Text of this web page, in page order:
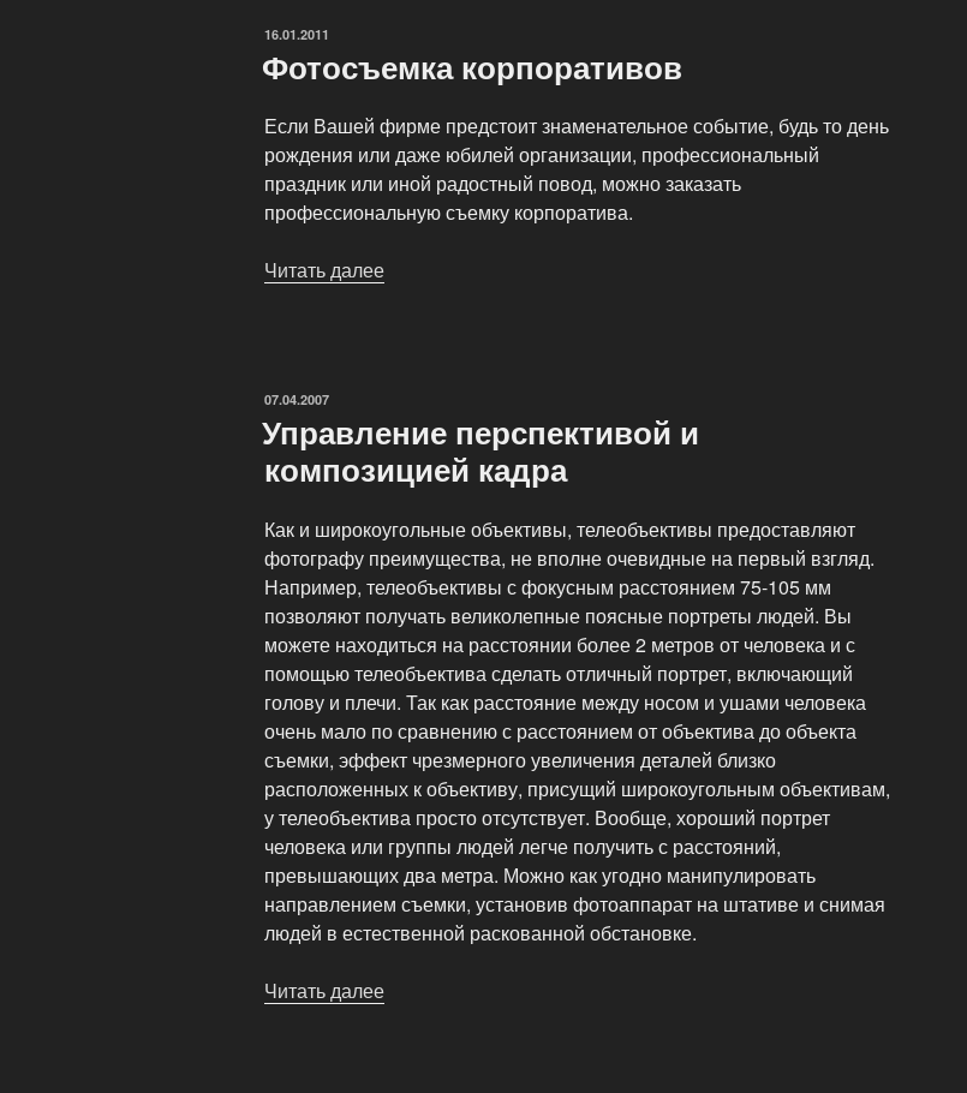
объектив
увеличительное
стекло.»
ОПУБЛИКОВАНО
16.01.2011
Фотосъемка корпоративов
Если Вашей фирме предстоит знаменательное событие, будь то день
рождения или даже юбилей организации, профессиональный
праздник или иной радостный повод, можно заказать
профессиональную съемку корпоратива.
Читать далее
ОПУБЛИКОВАНО
07.04.2007
Управление перспективой и
композицией кадра
Как и широкоугольные объективы, телеобъективы предоставляют
фотографу преимущества, не вполне очевидные на первый взгляд.
Например, телеобъективы с фокусным расстоянием 75-105 мм
позволяют получать великолепные поясные портреты людей. Вы
можете находиться на расстоянии более 2 метров от человека и с
помощью телеобъектива сделать отличный портрет, включающий
голову и плечи. Так как расстояние между носом и ушами человека
очень мало по сравнению с расстоянием от объектива до объекта
съемки, эффект чрезмерного увеличения деталей близко
расположенных к объективу, присущий широкоугольным объективам,
у телеобъектива просто отсутствует. Вообще, хороший портрет
человека или группы людей легче получить с расстояний,
превышающих два метра. Можно как угодно манипулировать
направлением съемки, установив фотоаппарат на штативе и снимая
людей в естественной раскованной обстановке.
Читать далее